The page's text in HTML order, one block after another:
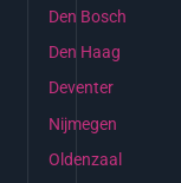
Den Bosch
Den Haag
Deventer
Nijmegen
Oldenzaal